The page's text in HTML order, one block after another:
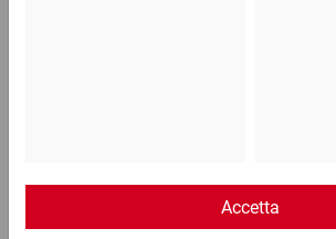
Chat
Lun - Ven: 8:30 - 18:00